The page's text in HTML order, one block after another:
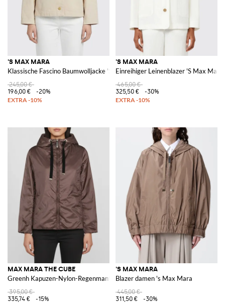
'S MAX MARA
Klassische Fascino Baumwolljacke 'S Max Mara
245,00 €
196,00 €
-20%
'S MAX MARA
Einreihiger Leinenblazer 'S Max Mara
465,00 €
325,50 €
-30%
MAX MARA THE CUBE
Greenh Kapuzen-Nylon-Regenmantel
395,00 €
335,74 €
-15%
'S MAX MARA
Blazer damen 's Max Mara
445,00 €
311,50 €
-30%